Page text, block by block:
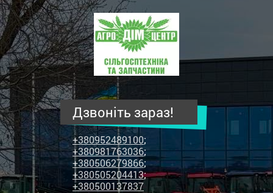
ПП
"Агродім-
центр"
-
продаж
сільськогосподарської
техніки
та
запчастин
Дзвоніть зараз!
+380952489100;
+380981763036;
+380506279866;
+380505204413;
+380500137837